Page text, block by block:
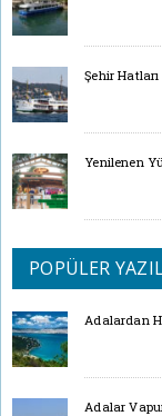
Şehir
Yenilenen
POPÜLER
Adalardan
Adalar